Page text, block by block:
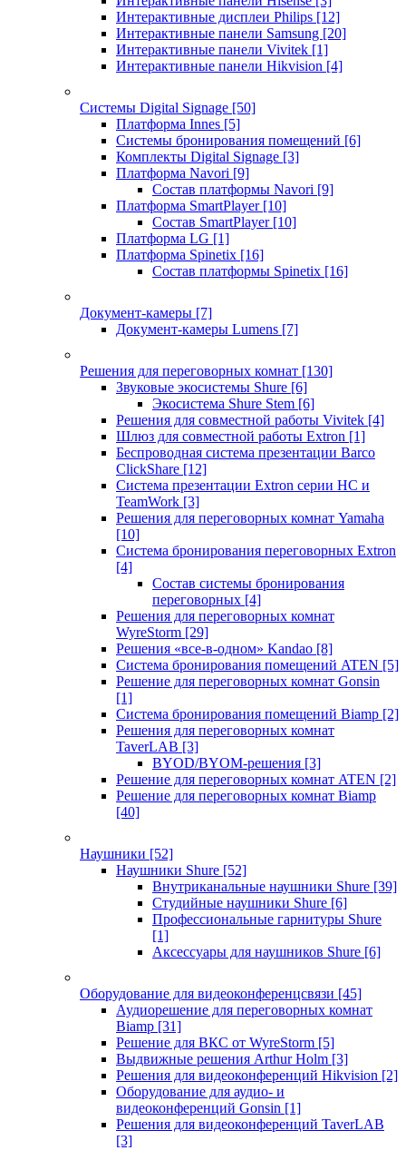
Интерактивные дисплеи Philips [12]
Интерактивные панели Samsung [20]
Интерактивные панели Vivitek [1]
Интерактивные панели Hikvision [4]
Системы Digital Signage [50]
Платформа Innes [5]
Системы бронирования помещений [6]
Комплекты Digital Signage [3]
Платформа Navori [9]
Состав платформы Navori [9]
Платформа SmartPlayer [10]
Состав SmartPlayer [10]
Платформа LG [1]
Платформа Spinetix [16]
Состав платформы Spinetix [16]
Документ-камеры [7]
Документ-камеры Lumens [7]
Решения для переговорных комнат [130]
Звуковые экосистемы Shure [6]
Экосистема Shure Stem [6]
Решения для совместной работы Vivitek [4]
Шлюз для совместной работы Extron [1]
Беспроводная система презентации Barco
ClickShare [12]
Система презентации Extron серии HC и
TeamWork [3]
Решения для переговорных комнат Yamaha
[10]
Система бронирования переговорных Extron
[4]
Состав системы бронирования
переговорных [4]
Решения для переговорных комнат
WyreStorm [29]
Решения «все-в-одном» Kandao [8]
Система бронирования помещений ATEN [5]
Решение для переговорных комнат Gonsin
[1]
Система бронирования помещений Biamp [2]
Решения для переговорных комнат
TaverLAB [3]
BYOD/BYOM-решения [3]
Решение для переговорных комнат ATEN [2]
Решение для переговорных комнат Biamp
[40]
Наушники [52]
Наушники Shure [52]
Внутриканальные наушники Shure [39]
Студийные наушники Shure [6]
Профессиональные гарнитуры Shure
[1]
Аксессуары для наушников Shure [6]
Оборудование для видеоконференцсвязи [45]
Аудиорешение для переговорных комнат
Biamp [31]
Решение для ВКС от WyreStorm [5]
Выдвижные решения Arthur Holm [3]
Решения для видеоконференций Hikvision [2]
Оборудование для аудио- и
видеоконференций Gonsin [1]
Решения для видеоконференций TaverLAB
[3]